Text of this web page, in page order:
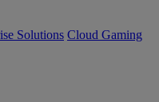
Solutions Cloud Gaming